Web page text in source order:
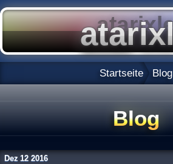
Startseite Blog
Blog
Dez 12 2016